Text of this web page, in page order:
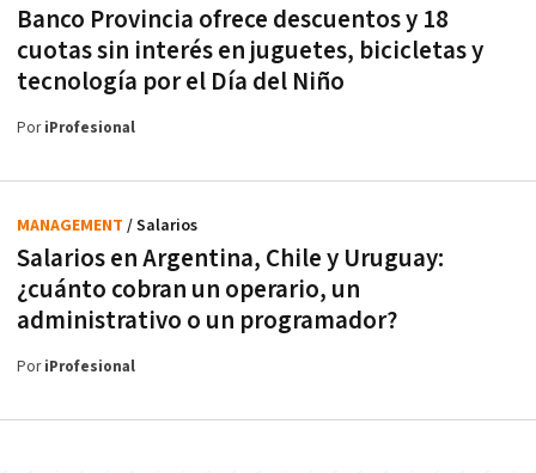
Banco Provincia ofrece descuentos y 18
cuotas sin interés en juguetes, bicicletas y
tecnología por el Día del Niño
PoriProfesional
Salarios en Argentina, Chile y Uruguay:
¿cuánto cobran un operario, un
administrativo o un programador?
MANAGEMENT / Salarios
PoriProfesional